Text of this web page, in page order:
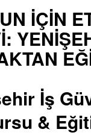
IÇIN
İş
&